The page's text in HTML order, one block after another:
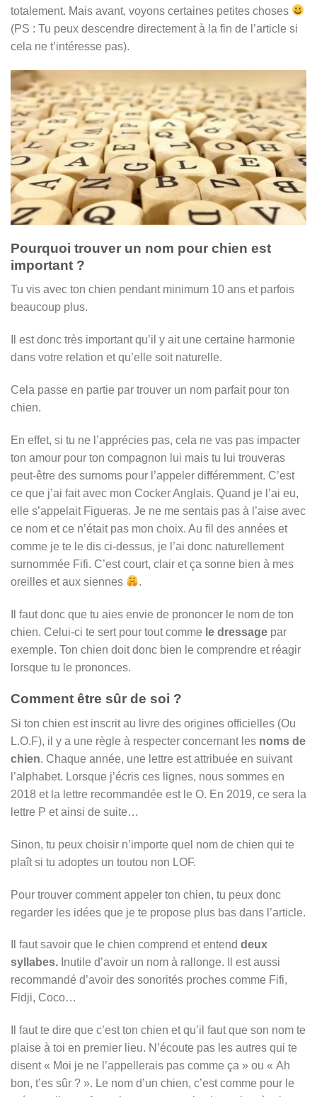
totalement. Mais avant, voyons certaines petites choses
(PS : Tu peux descendre directement à la fin de l’article si
cela ne t’intéresse pas).
Pourquoi trouver un nom pour chien est
important ?
Tu vis avec ton chien pendant minimum 10 ans et parfois
beaucoup plus.
Il est donc très important qu’il y ait une certaine harmonie
dans votre relation et qu’elle soit naturelle.
Cela passe en partie par trouver un nom parfait pour ton
chien.
En effet, si tu ne l’apprécies pas, cela ne vas pas impacter
ton amour pour ton compagnon lui mais tu lui trouveras
peut-être des surnoms pour l’appeler différemment. C’est
ce que j’ai fait avec mon Cocker Anglais. Quand je l’ai eu,
elle s’appelait Figueras. Je ne me sentais pas à l’aise avec
ce nom et ce n’était pas mon choix. Au fil des années et
comme je te le dis ci-dessus, je l’ai donc naturellement
surnommée Fifi. C’est court, clair et ça sonne bien à mes
oreilles et aux siennes
.
Il faut donc que tu aies envie de prononcer le nom de ton
chien. Celui-ci te sert pour tout comme le dressage par
exemple. Ton chien doit donc bien le comprendre et réagir
lorsque tu le prononces.
Comment être sûr de soi ?
Si ton chien est inscrit au livre des origines officielles (Ou
L.O.F), il y a une règle à respecter concernant les noms de
chien. Chaque année, une lettre est attribuée en suivant
l’alphabet. Lorsque j’écris ces lignes, nous sommes en
2018 et la lettre recommandée est le O. En 2019, ce sera la
lettre P et ainsi de suite…
Sinon, tu peux choisir n’importe quel nom de chien qui te
plaît si tu adoptes un toutou non LOF.
Pour trouver comment appeler ton chien, tu peux donc
regarder les idées que je te propose plus bas dans l’article.
Il faut savoir que le chien comprend et entend deux
syllabes. Inutile d’avoir un nom à rallonge. Il est aussi
recommandé d’avoir des sonorités proches comme Fifi,
Fidji, Coco…
Il faut te dire que c’est ton chien et qu’il faut que son nom te
plaise à toi en premier lieu. N’écoute pas les autres qui te
disent « Moi je ne l’appellerais pas comme ça » ou « Ah
bon, t’es sûr ? ». Le nom d’un chien, c’est comme pour le